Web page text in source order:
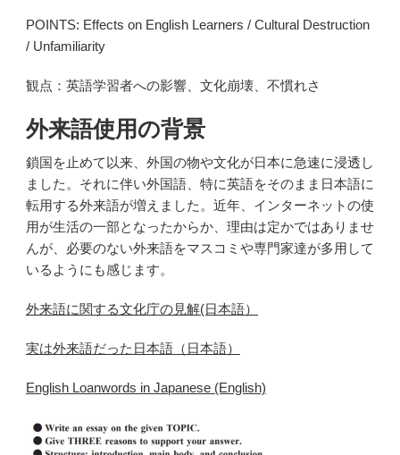
POINTS: Effects on English Learners / Cultural Destruction
/ Unfamiliarity
観点：英語学習者への影響、文化崩壊、不慣れさ
外来語使用の背景
鎖国を止めて以来、外国の物や文化が日本に急速に浸透し
ました。それに伴い外国語、特に英語をそのまま日本語に
転用する外来語が増えました。近年、インターネットの使
用が生活の一部となったからか、理由は定かではありませ
んが、必要のない外来語をマスコミや専門家達が多用して
いるようにも感じます。
外来語に関する文化庁の見解(日本語）
実は外来語だった日本語（日本語）
English Loanwords in Japanese (English)